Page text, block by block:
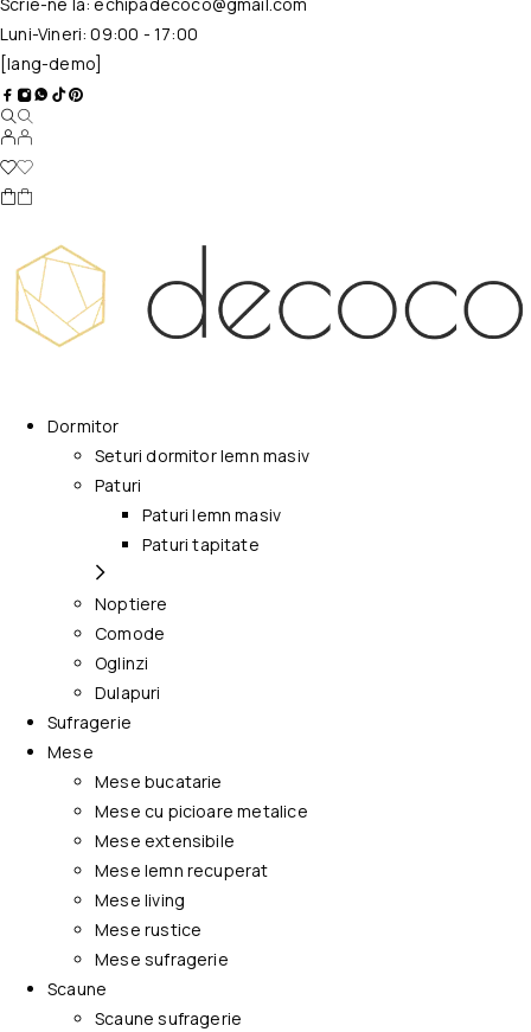
Luni-Vineri: 09:00 - 17:00
[lang-demo]
Dormitor
Seturi dormitor lemn masiv
Paturi
Paturi lemn masiv
Paturi tapitate
Noptiere
Comode
Oglinzi
Dulapuri
Sufragerie
Mese
Mese bucatarie
Mese cu picioare metalice
Mese extensibile
Mese lemn recuperat
Mese living
Mese rustice
Mese sufragerie
Scaune
Scaune sufragerie